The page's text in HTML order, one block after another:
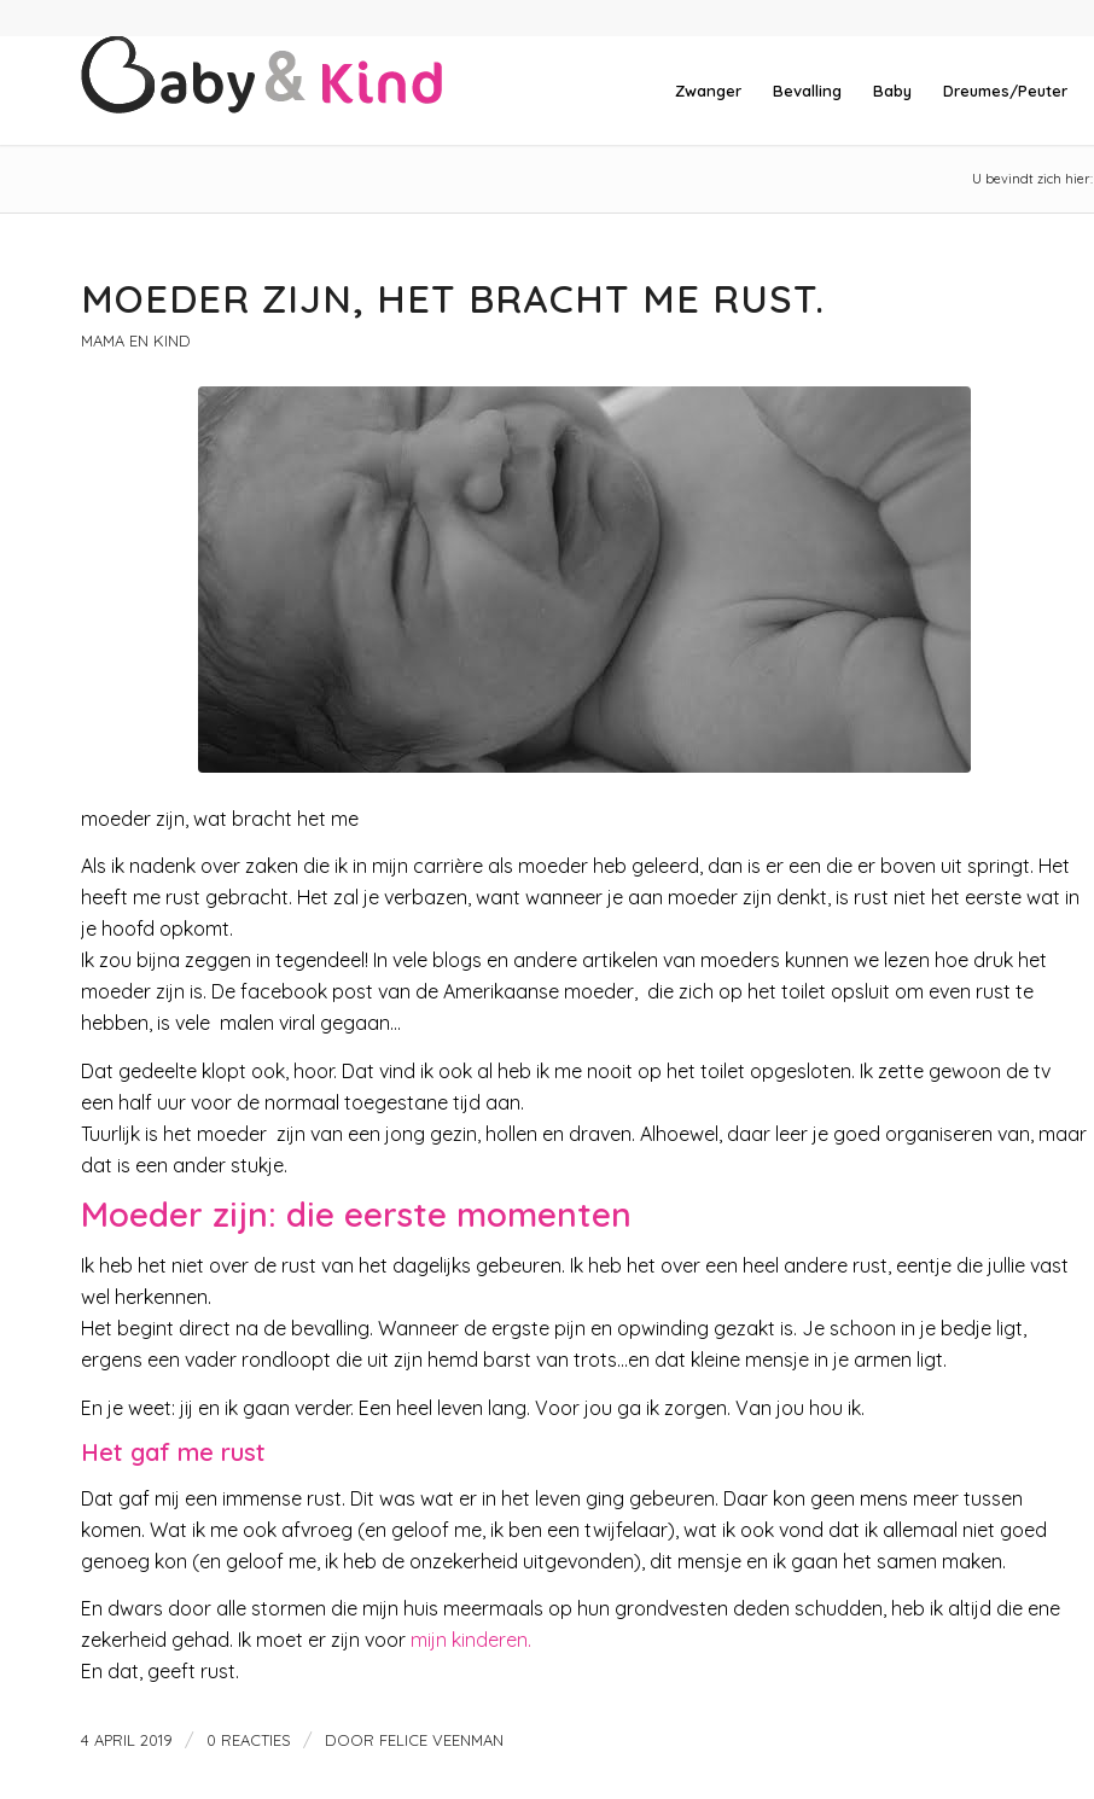
Zwanger Bevalling Baby Dreumes/Peuter
U bevindt zich hier:
MOEDER ZIJN, HET BRACHT ME RUST.
MAMA EN KIND
moeder zijn, wat bracht het me
Als ik nadenk over zaken die ik in mijn carrière als moeder heb geleerd, dan is er een die er boven uit springt. Het
heeft me rust gebracht. Het zal je verbazen, want wanneer je aan moeder zijn denkt, is rust niet het eerste wat in
je hoofd opkomt.
Ik zou bijna zeggen in tegendeel! In vele blogs en andere artikelen van moeders kunnen we lezen hoe druk het
moeder zijn is. De facebook post van de Amerikaanse moeder, die zich op het toilet opsluit om even rust te
hebben, is vele malen viral gegaan…
Dat gedeelte klopt ook, hoor. Dat vind ik ook al heb ik me nooit op het toilet opgesloten. Ik zette gewoon de tv
een half uur voor de normaal toegestane tijd aan.
Tuurlijk is het moeder zijn van een jong gezin, hollen en draven. Alhoewel, daar leer je goed organiseren van, maar
dat is een ander stukje.
Moeder zijn: die eerste momenten
Ik heb het niet over de rust van het dagelijks gebeuren. Ik heb het over een heel andere rust, eentje die jullie vast
wel herkennen.
Het begint direct na de bevalling. Wanneer de ergste pijn en opwinding gezakt is. Je schoon in je bedje ligt,
ergens een vader rondloopt die uit zijn hemd barst van trots…en dat kleine mensje in je armen ligt.
En je weet: jij en ik gaan verder. Een heel leven lang. Voor jou ga ik zorgen. Van jou hou ik.
Het gaf me rust
Dat gaf mij een immense rust. Dit was wat er in het leven ging gebeuren. Daar kon geen mens meer tussen
komen. Wat ik me ook afvroeg (en geloof me, ik ben een twijfelaar), wat ik ook vond dat ik allemaal niet goed
genoeg kon (en geloof me, ik heb de onzekerheid uitgevonden), dit mensje en ik gaan het samen maken.
En dwars door alle stormen die mijn huis meermaals op hun grondvesten deden schudden, heb ik altijd die ene
zekerheid gehad. Ik moet er zijn voor mijn kinderen.
En dat, geeft rust.
4 APRIL 2019 / 0 REACTIES / DOOR FELICE VEENMAN